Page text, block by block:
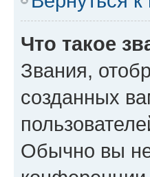
Что такое
Звания,
созданных
Обычно вы